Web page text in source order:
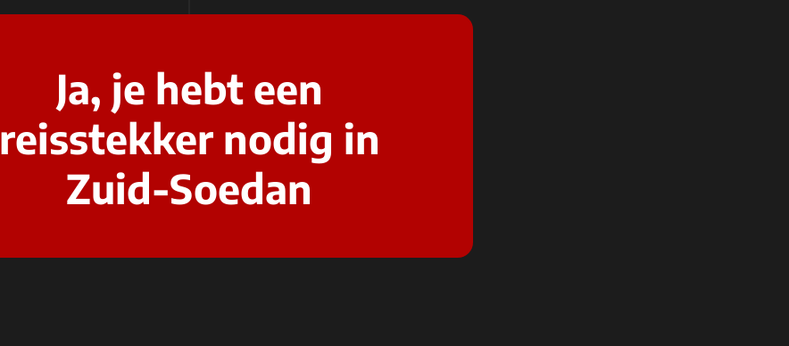
Ja, je hebt een
reisstekker nodig in
Zuid-Soedan